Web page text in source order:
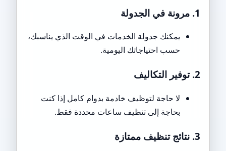
1. مرونة في الجدولة
يمكنك جدولة الخدمات في الوقت الذي يناسبك،
حسب احتياجاتك اليومية.
2. توفير التكاليف
لا حاجة لتوظيف خادمة بدوام كامل إذا كنت
بحاجة إلى تنظيف ساعات محددة فقط.
3. نتائج تنظيف ممتازة